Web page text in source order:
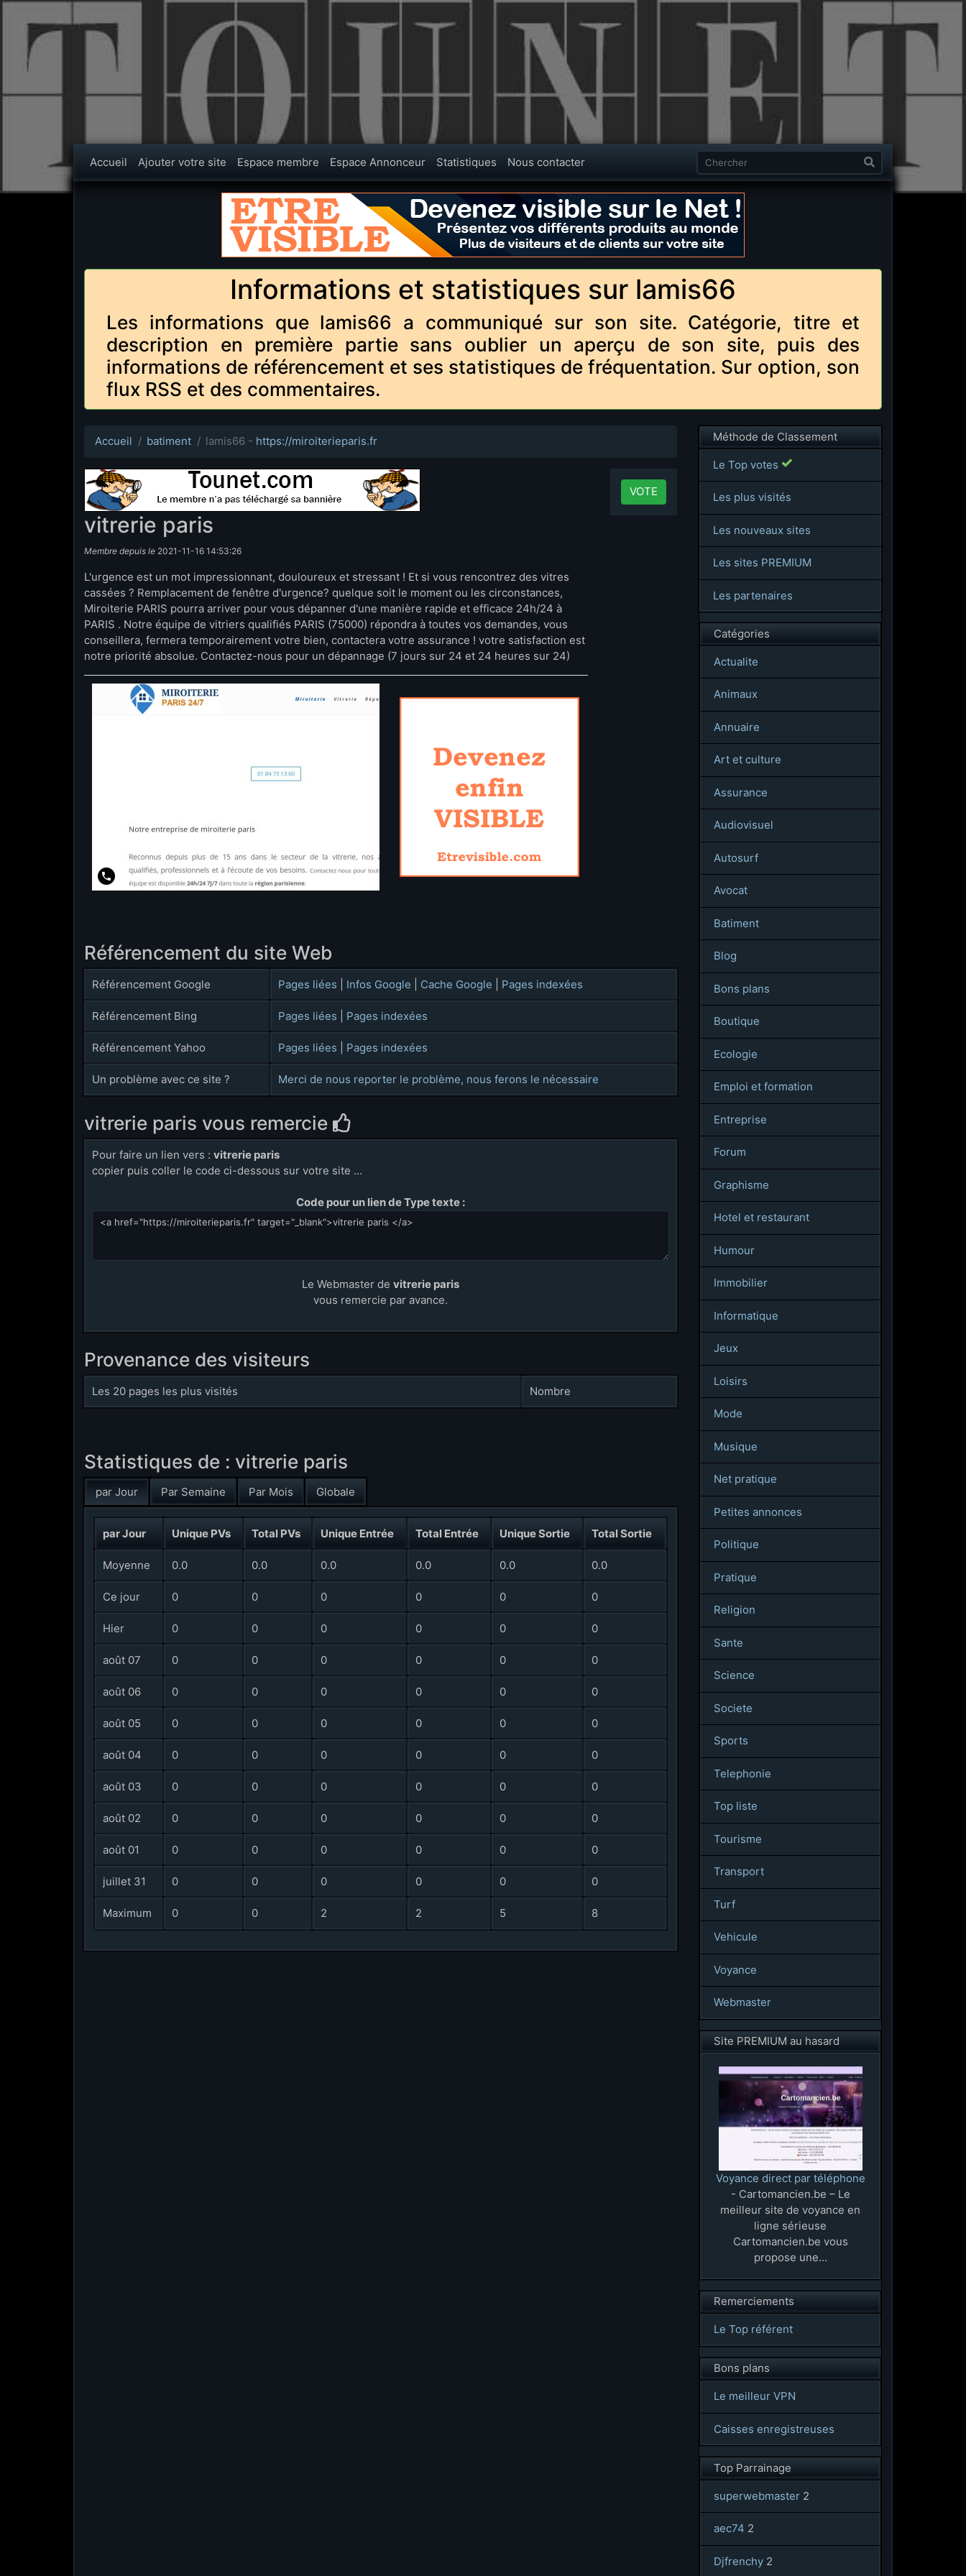
Accueil Ajouter votre site Espace membre Espace Annonceur Statistiques Nous contacter
Informations et statistiques sur lamis66
Les informations que lamis66 a communiqué sur son site. Catégorie, titre et
description en première partie sans oublier un aperçu de son site, puis des
informations de référencement et ses statistiques de fréquentation. Sur option, son
flux RSS et des commentaires.
Accueil batiment lamis66 - https://miroiterieparis.fr
vitrerie paris
Membre depuis le 2021-11-16 14:53:26
L'urgence est un mot impressionnant, douloureux et stressant ! Et si vous rencontrez des vitres
cassées ? Remplacement de fenêtre d'urgence? quelque soit le moment ou les circonstances,
Miroiterie PARIS pourra arriver pour vous dépanner d'une manière rapide et efficace 24h/24 à
PARIS . Notre équipe de vitriers qualifiés PARIS (75000) répondra à toutes vos demandes, vous
conseillera, fermera temporairement votre bien, contactera votre assurance ! votre satisfaction est
notre priorité absolue. Contactez-nous pour un dépannage (7 jours sur 24 et 24 heures sur 24)
VOTE
Référencement du site Web
Référencement Google Pages liées Infos Google Cache Google Pages indexées
Référencement Bing Pages liées Pages indexées
Référencement Yahoo Pages liées Pages indexées
Un problème avec ce site ? Merci de nous reporter le problème, nous ferons le nécessaire
vitrerie paris vous remercie
Pour faire un lien vers :vitrerie paris
copier puis coller le code ci-dessous sur votre site ...
Code pour un lien de Type texte :
Le Webmaster de vitrerie paris
vous remercie par avance.
Provenance des visiteurs
Les 20 pages les plus visités Nombre
Statistiques de : vitrerie paris
par Jour Par Semaine Par Mois Globale
par Jour Unique PVs Total PVs Unique Entrée Total Entrée Unique Sortie Total Sortie
Moyenne 0.0 0.0 0.0 0.0 0.0 0.0
Ce jour 0 0 0 0 0 0
Hier 0 0 0 0 0 0
août 07 0 0 0 0 0 0
août 06 0 0 0 0 0 0
août 05 0 0 0 0 0 0
août 04 0 0 0 0 0 0
août 03 0 0 0 0 0 0
août 02 0 0 0 0 0 0
août 01 0 0 0 0 0 0
juillet 31 0 0 0 0 0 0
Maximum 0 0 2 2 5 8
Méthode de Classement
Le Top votes
Les plus visités
Les nouveaux sites
Les sites PREMIUM
Les partenaires
Catégories
Actualite
Animaux
Annuaire
Art et culture
Assurance
Audiovisuel
Autosurf
Avocat
Batiment
Blog
Bons plans
Boutique
Ecologie
Emploi et formation
Entreprise
Forum
Graphisme
Hotel et restaurant
Humour
Immobilier
Informatique
Jeux
Loisirs
Mode
Musique
Net pratique
Petites annonces
Politique
Pratique
Religion
Sante
Science
Societe
Sports
Telephonie
Top liste
Tourisme
Transport
Turf
Vehicule
Voyance
Webmaster
Site PREMIUM au hasard
Voyance direct par téléphone
- Cartomancien.be – Le
meilleur site de voyance en
ligne sérieuse
Cartomancien.be vous
propose une...
Remerciements
Le Top référent
Bons plans
Le meilleur VPN
Caisses enregistreuses
Top Parrainage
superwebmaster 2
aec74 2
Djfrenchy 2